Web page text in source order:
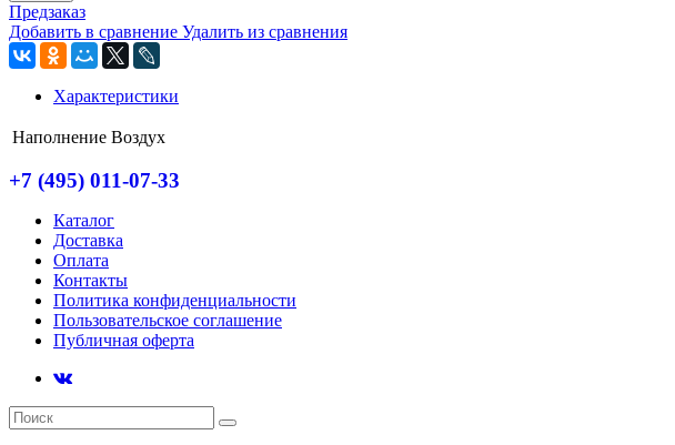
Предзаказ
Добавить в сравнение Удалить из сравнения
Характеристики
Наполнение Воздух
+7 (495) 011-07-33
Каталог
Доставка
Оплата
Контакты
Политика конфиденциальности
Пользовательское соглашение
Публичная оферта